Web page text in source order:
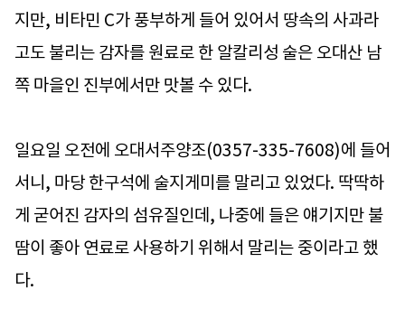
지만, 비타민 C가 풍부하게 들어 있어서 땅속의 사과라
고도 불리는 감자를 원료로 한 알칼리성 술은 오대산 남
쪽 마을인 진부에서만 맛볼 수 있다.
일요일 오전에 오대서주양조(0357-335-7608)에 들어
서니, 마당 한구석에 술지게미를 말리고 있었다. 딱딱하
게 굳어진 감자의 섬유질인데, 나중에 들은 얘기지만 불
땀이 좋아 연료로 사용하기 위해서 말리는 중이라고 했
다.